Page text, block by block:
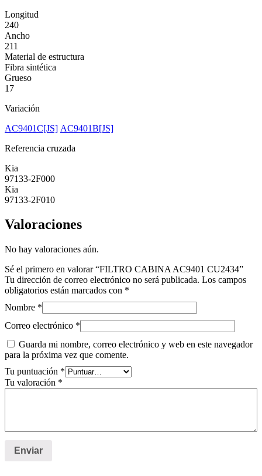
Longitud
240
Ancho
211
Material de estructura
Fibra sintética
Grueso
17
Variación
AC9401C[JS] AC9401B[JS]
Referencia cruzada
Kia
97133-2F000
Kia
97133-2F010
Valoraciones
No hay valoraciones aún.
Sé el primero en valorar “FILTRO CABINA AC9401 CU2434”
Tu dirección de correo electrónico no será publicada. Los campos
obligatorios están marcados con *
Nombre *
Correo electrónico *
Guarda mi nombre, correo electrónico y web en este navegador
para la próxima vez que comente.
Tu puntuación *
Tu valoración *